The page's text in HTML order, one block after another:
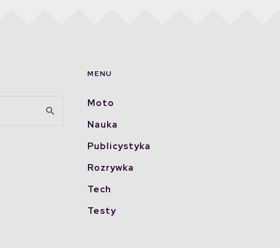
MENU
Moto
Nauka
Publicystyka
Rozrywka
Tech
Testy